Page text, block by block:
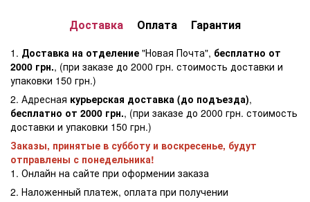
Доставка Оплата Гарантия
1. Доставка на отделение "Новая Почта", бесплатно от
2000 грн., (при заказе до 2000 грн. стоимость доставки и
упаковки 150 грн.)
2. Адресная курьерская доставка (до подъезда),
бесплатно от 2000 грн., (при заказе до 2000 грн. стоимость
доставки и упаковки 150 грн.)
Заказы, принятые в субботу и воскресенье, будут
отправлены с понедельника!
1. Онлайн на сайте при оформении заказа
2. Наложенный платеж, оплата при получении